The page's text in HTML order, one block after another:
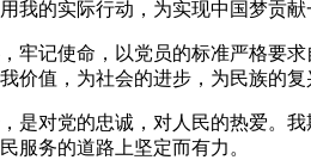
我的实际行动，为实现中国梦贡
牢记使命，以党员的标准严格要
值，为社会的进步，为民族的
是对党的忠诚，对人民的热爱。
服务的道路上坚定而有力。